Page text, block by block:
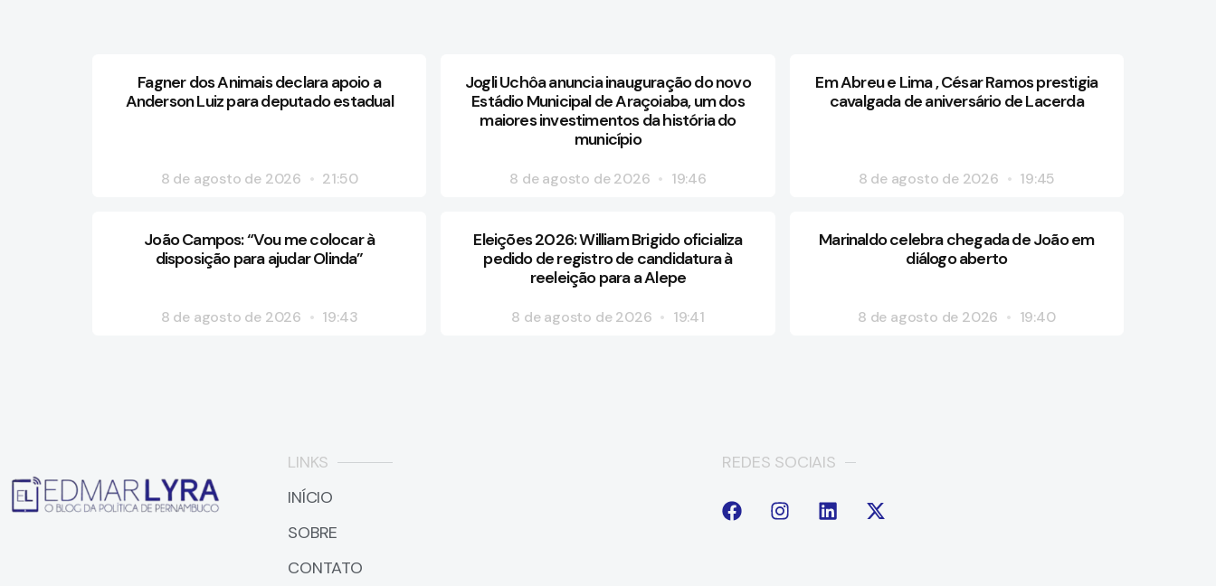
Fagner dos Animais declara apoio a
Anderson Luiz para deputado estadual
8 de agosto de 2026 21:50
Jogli Uchôa anuncia inauguração do novo
Estádio Municipal de Araçoiaba, um dos
maiores investimentos da história do
município
8 de agosto de 2026 19:46
Em Abreu e Lima , César Ramos prestigia
cavalgada de aniversário de Lacerda
8 de agosto de 2026 19:45
João Campos: “Vou me colocar à
disposição para ajudar Olinda”
8 de agosto de 2026 19:43
Eleições 2026: William Brigido oficializa
pedido de registro de candidatura à
reeleição para a Alepe
8 de agosto de 2026 19:41
Marinaldo celebra chegada de João em
diálogo aberto
8 de agosto de 2026 19:40
LINKS
INÍCIO
SOBRE
CONTATO
REDES SOCIAIS